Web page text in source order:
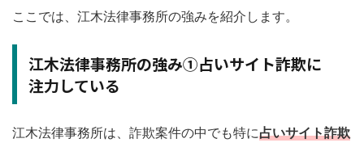
ここでは、江木法律事務所の強みを紹介します。
江木法律事務所の強み①占いサイト詐欺に
注力している
江木法律事務所は、詐欺案件の中でも特に占いサイト詐欺